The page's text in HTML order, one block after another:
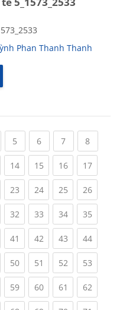
Phan Thanh Thanh
5 (current)
6(current)
7(current)
8(current)
14(current)
15(current)
16(current)
17
23(current)
24(current)
25(current)
26
(current)
32(current)
33(current)
34(current)
35
41 (current)
42(current)
43(current)
44
50(current)
51 (current)
52(current)
53
59(current)
60(current)
61 (current)
62